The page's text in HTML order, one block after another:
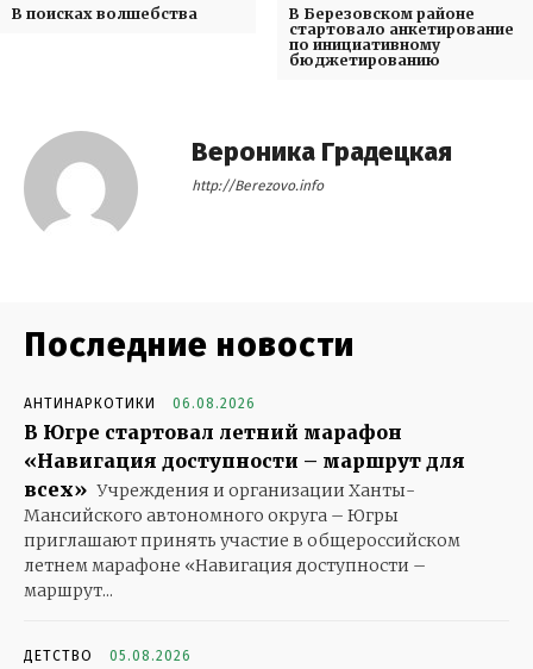
В поисках волшебства
В Березовском районе
стартовало анкетирование
по инициативному
бюджетированию
Вероника Градецкая
http://Berezovo.info
Последние новости
АНТИНАРКОТИКИ 06.08.2026
В Югре стартовал летний марафон
«Навигация доступности – маршрут для
всех» Учреждения и организации Ханты-
Мансийского автономного округа – Югры
приглашают принять участие в общероссийском
летнем марафоне «Навигация доступности –
маршрут...
ДЕТСТВО 05.08.2026